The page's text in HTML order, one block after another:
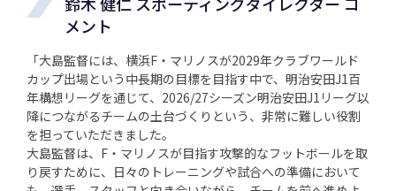
メント
「大島監督には、横浜F・マリノスが2029年クラブワールド
カップ出場という中長期の目標を目指す中で、明治安田J1百
年構想リーグを通じて、2026/27シーズン明治安田J1リーグ以
降につながるチームの土台づくりという、非常に難しい役割
を担っていただきました。
大島監督は、F・マリノスが目指す攻撃的なフットボールを取
り戻すために、日々のトレーニングや試合への準備において